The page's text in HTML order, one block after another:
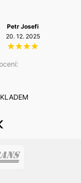
Petr Josefi
20. 12. 2025